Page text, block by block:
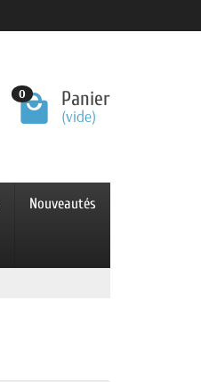
0 Panier
(vide)
Nouveautés